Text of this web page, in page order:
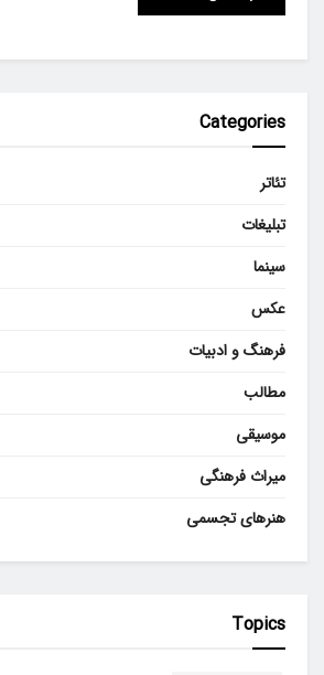
Categories
تئاتر
تبلیغات
سینما
عکس
فرهنگ و ادبیات
مطالب
موسیقی
میراث فرهنگی
هنرهای تجسمی
Topics